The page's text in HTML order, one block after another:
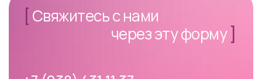
[Свяжитесь с нами
через эту форму]